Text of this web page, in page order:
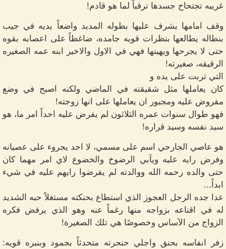
غريبه تجتحاح جسدها ترقباً لما هو قادم!
وقف امامها يشرف عليها بطوله المديد واضعاً يديه في جيب
بنطاله يطالعها بنظرات قويه جامده، ضاغطاً على اعصابه بقوه
حتى لا يجرحها ويهينها فهي في الاول والاخير ابنه عمه الصغيره
الرقيقه، صغيرته!
التي تربت على يده و
كان يعاملها مثل شقيقته في الماضي ولكنه اصبح في وضع
مفروض عليه ومجبور ان يعاملها على انها زوجته!
فهو طوال سنوات عمره الثلاثون لم يفرض عليه احداً امر ما، هو
سيد نفسه وسيد قراره!
هو عاصي الجارحي اسم على مسمي، لا احد يجروء على عصيانه
وفرض رايه عليه ويآبي الرضوخ والخضوع لاي امر مهما كان
حتى والده رحمه الله ووالدته لم يفرضوا رايهم عليه في شيء
ابداً...
عدا جده الرجل العجوز الذي استطاع بحنكته مستغلاً حبه الشديد
له في اقناعه بزواجه منها رغماً عنه وهو الذي يرفض فكره
الزواج من الآساس وخصوصًا هي تلك الصغيرة!
زفر انفاسه بحنق واجلي حنجرته متحدثاً بجمود وبنبره قويه: